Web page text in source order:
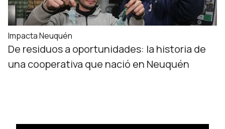
Impacta Neuquén
De residuos a oportunidades: la historia de
una cooperativa que nació en Neuquén